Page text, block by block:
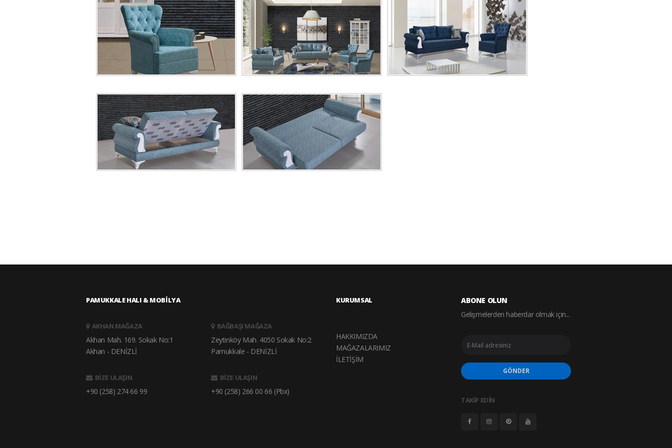
PAMUKKALE HALI & MOBİLYA
AKHAN MAĞAZA
Akhan Mah. 169. Sokak No:1
Akhan - DENİZLİ
BİZE ULAŞIN
+90 (258) 274 66 99
BAĞBAŞI MAĞAZA
Zeytinköy Mah. 4050 Sokak No:2
Pamukkale - DENİZLİ
BİZE ULAŞIN
+90 (258) 266 00 66 (Pbx)
KURUMSAL
HAKKIMIZDA
MAĞAZALARIMIZ
İLETİŞİM
ABONE OLUN
Gelişmelerden haberdar olmak için...
GÖNDER
TAKİP EDİN